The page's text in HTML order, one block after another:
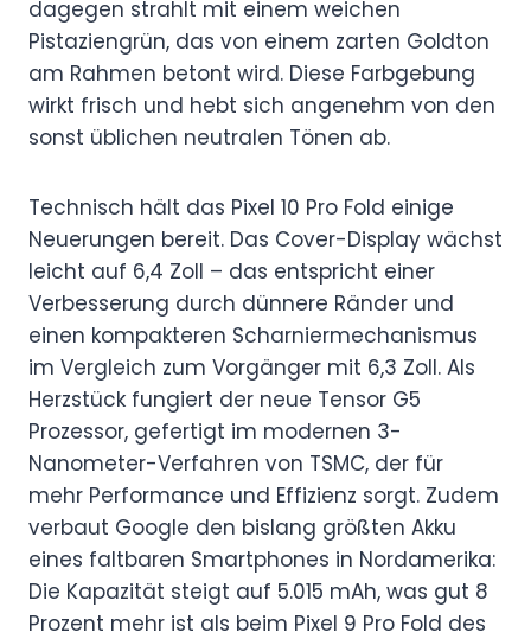
dagegen strahlt mit einem weichen
Pistaziengrün, das von einem zarten Goldton
am Rahmen betont wird. Diese Farbgebung
wirkt frisch und hebt sich angenehm von den
sonst üblichen neutralen Tönen ab.
Technisch hält das Pixel 10 Pro Fold einige
Neuerungen bereit. Das Cover-Display wächst
leicht auf 6,4 Zoll – das entspricht einer
Verbesserung durch dünnere Ränder und
einen kompakteren Scharniermechanismus
im Vergleich zum Vorgänger mit 6,3 Zoll. Als
Herzstück fungiert der neue Tensor G5
Prozessor, gefertigt im modernen 3-
Nanometer-Verfahren von TSMC, der für
mehr Performance und Effizienz sorgt. Zudem
verbaut Google den bislang größten Akku
eines faltbaren Smartphones in Nordamerika:
Die Kapazität steigt auf 5.015 mAh, was gut 8
Prozent mehr ist als beim Pixel 9 Pro Fold des